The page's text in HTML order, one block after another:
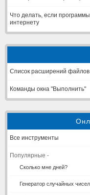
Что делать, если
интернету
Список расширений файлов
Команды окна "Выполнить"
Все инструменты
Популярные -
Сколько мне дней?
Генератор случайных чисел